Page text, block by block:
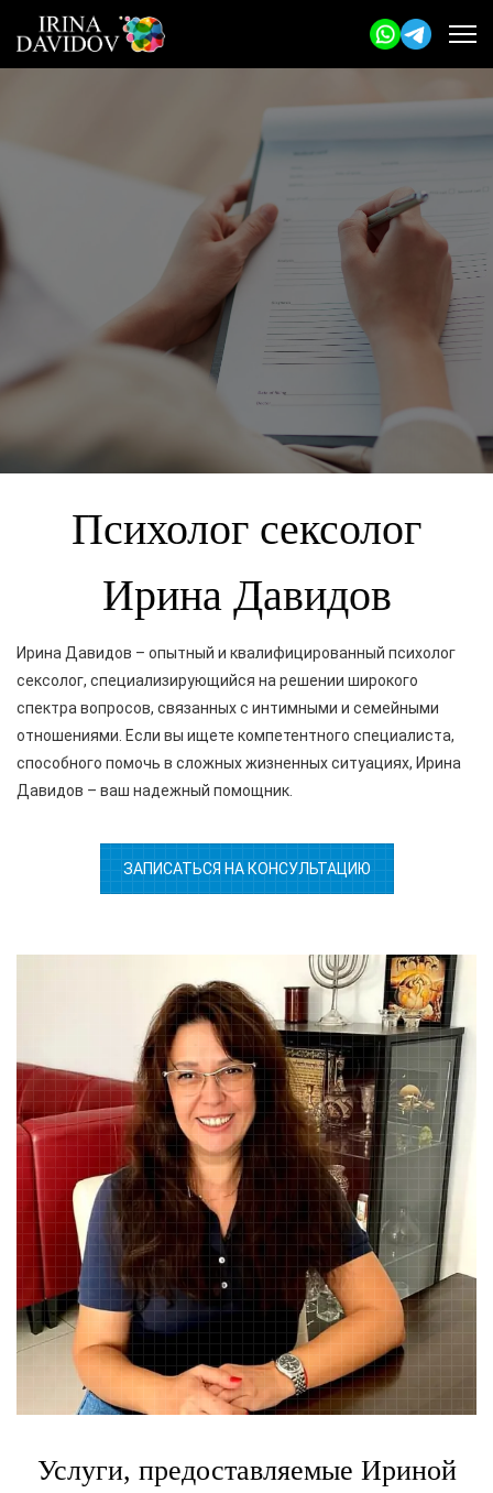
Психолог сексолог
Ирина Давидов
Ирина Давидов – опытный и квалифицированный психолог
сексолог, специализирующийся на решении широкого
спектра вопросов, связанных с интимными и семейными
отношениями. Если вы ищете компетентного специалиста,
способного помочь в сложных жизненных ситуациях, Ирина
Давидов – ваш надежный помощник.
ЗАПИСАТЬСЯ НА КОНСУЛЬТАЦИЮ
Услуги, предоставляемые Ириной